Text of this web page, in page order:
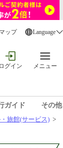
ップ Language
ログイン メニュー
ガイド
その他
旅館(サービス) >